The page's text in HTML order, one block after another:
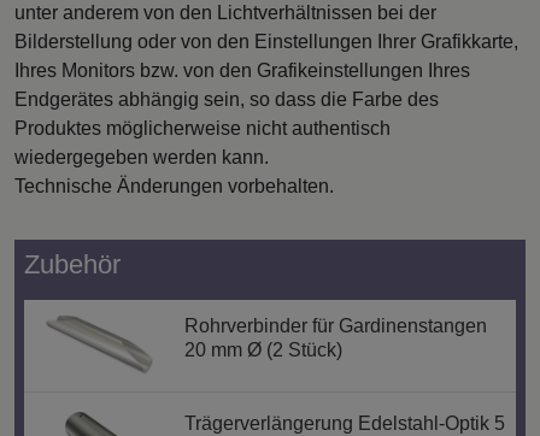
unter anderem von den Lichtverhältnissen bei der
Bilderstellung oder von den Einstellungen Ihrer Grafikkarte,
Ihres Monitors bzw. von den Grafikeinstellungen Ihres
Endgerätes abhängig sein, so dass die Farbe des
Produktes möglicherweise nicht authentisch
wiedergegeben werden kann.
Technische Änderungen vorbehalten.
Zubehör
Rohrverbinder für Gardinenstangen
20 mm Ø (2 Stück)
Trägerverlängerung Edelstahl-Optik 5